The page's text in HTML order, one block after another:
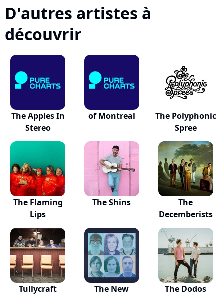
D'autres artistes à
découvrir
The Apples In
Stereo
of Montreal
The Polyphonic
Spree
The Flaming
Lips
The Shins
The
Decemberists
Tullycraft
The New
The Dodos